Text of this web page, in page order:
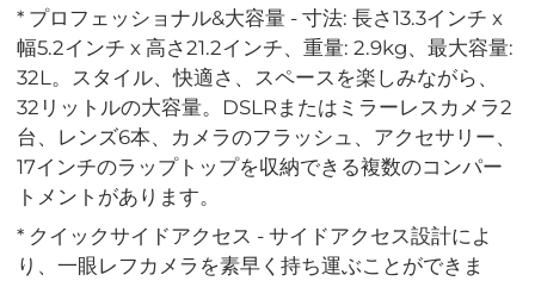
* プロフェッショナル&大容量 - 寸法: 長さ13.3インチ x
幅5.2インチ x 高さ21.2インチ、重量: 2.9kg、最大容量:
32L。スタイル、快適さ、スペースを楽しみながら、
32リットルの大容量。DSLRまたはミラーレスカメラ2
台、レンズ6本、カメラのフラッシュ、アクセサリー、
17インチのラップトップを収納できる複数のコンパー
トメントがあります。
* クイックサイドアクセス - サイドアクセス設計によ
り、一眼レフカメラを素早く持ち運ぶことができま